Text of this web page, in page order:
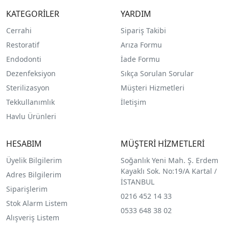
KATEGORİLER
Cerrahi
Restoratif
Endodonti
Dezenfeksiyon
Sterilizasyon
Tekkullanımlık
Havlu Ürünleri
YARDIM
Sipariş Takibi
Arıza Formu
İade Formu
Sıkça Sorulan Sorular
Müşteri Hizmetleri
İletişim
HESABIM
Üyelik Bilgilerim
Adres Bilgilerim
Siparişlerim
Stok Alarm Listem
Alışveriş Listem
MÜŞTERİ HİZMETLERİ
Soğanlık Yeni Mah. Ş. Erdem
Kayaklı Sok. No:19/A Kartal /
İSTANBUL
0216 452 14 33
0533 648 38 02